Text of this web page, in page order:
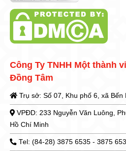
Công Ty TNHH Một thành
Đồng Tâm
Trụ sở: Số 07, Khu phố 6, xã Bến
VPĐD: 233 Nguyễn Văn Luông,
Hồ Chí Minh
Tel: (84-28) 3875 6535 - 3875